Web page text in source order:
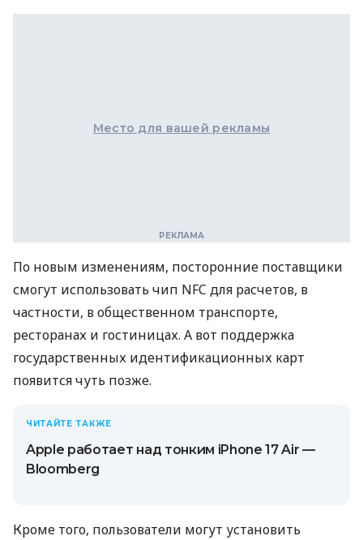
Место для вашей рекламы
По новым изменениям, посторонние поставщики
смогут использовать чип NFC для расчетов, в
частности, в общественном транспорте,
ресторанах и гостиницах. А вот поддержка
государственных идентификационных карт
появится чуть позже.
ЧИТАЙТЕ ТАКЖЕ
Apple работает над тонким iPhone 17 Air —
Bloomberg
Кроме того, пользователи могут установить